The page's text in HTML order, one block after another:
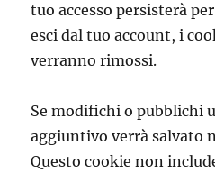
tuo accesso persisterà
esci dal tuo account, i
verranno rimossi.
Se modifichi o pubblichi
aggiuntivo verrà salvato
Questo cookie non